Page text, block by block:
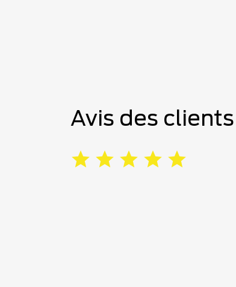
Avis des